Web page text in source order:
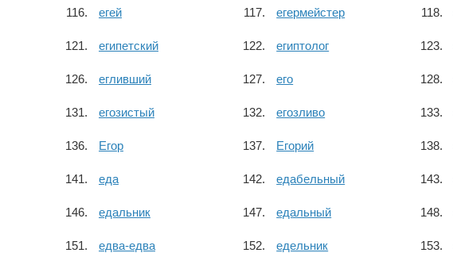
егей егермейстер
египетский египтолог
егливший его
егозистый егозливо
Егор Егорий
еда едабельный
едальник едальный
едва-едва едельник